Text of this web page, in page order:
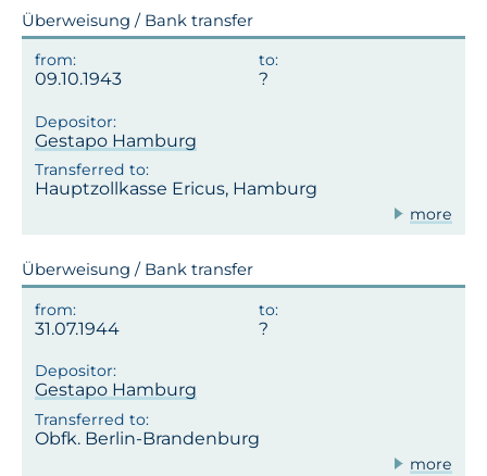
Überweisung / Bank transfer
09.10.1943
Gestapo Hamburg
Hauptzollkasse Ericus, Hamburg
more
Überweisung / Bank transfer
31.07.1944
Gestapo Hamburg
Obfk. Berlin-Brandenburg
more